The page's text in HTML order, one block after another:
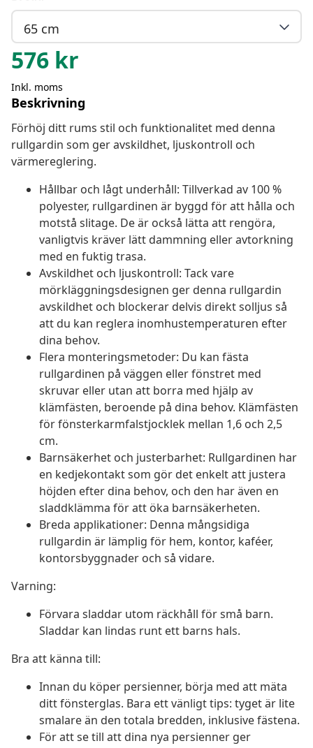
65 cm
576 kr
Inkl. moms
Beskrivning
Förhöj ditt rums stil och funktionalitet med denna
rullgardin som ger avskildhet, ljuskontroll och
värmereglering.
Hållbar och lågt underhåll: Tillverkad av 100 %
polyester, rullgardinen är byggd för att hålla och
motstå slitage. De är också lätta att rengöra,
vanligtvis kräver lätt dammning eller avtorkning
med en fuktig trasa.
Avskildhet och ljuskontroll: Tack vare
mörkläggningsdesignen ger denna rullgardin
avskildhet och blockerar delvis direkt solljus så
att du kan reglera inomhustemperaturen efter
dina behov.
Flera monteringsmetoder: Du kan fästa
rullgardinen på väggen eller fönstret med
skruvar eller utan att borra med hjälp av
klämfästen, beroende på dina behov. Klämfästen
för fönsterkarmfalstjocklek mellan 1,6 och 2,5
cm.
Barnsäkerhet och justerbarhet: Rullgardinen har
en kedjekontakt som gör det enkelt att justera
höjden efter dina behov, och den har även en
sladdklämma för att öka barnsäkerheten.
Breda applikationer: Denna mångsidiga
rullgardin är lämplig för hem, kontor, kaféer,
kontorsbyggnader och så vidare.
Varning:
Förvara sladdar utom räckhåll för små barn.
Sladdar kan lindas runt ett barns hals.
Bra att känna till:
Innan du köper persienner, börja med att mäta
ditt fönsterglas. Bara ett vänligt tips: tyget är lite
smalare än den totala bredden, inklusive fästena.
För att se till att dina nya persienner ger